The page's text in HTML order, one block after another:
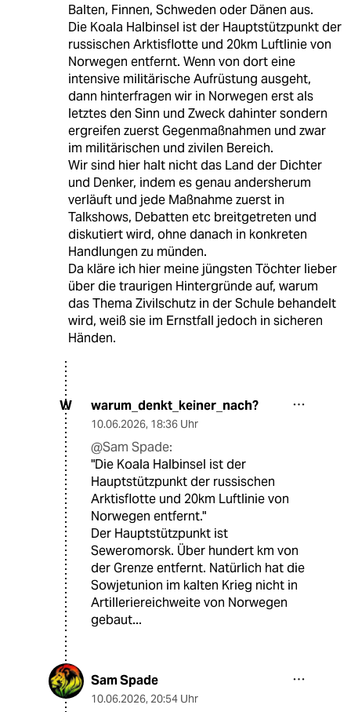
Balten, Finnen, Schweden oder Dänen aus.
Die Koala Halbinsel ist der Hauptstützpunkt der
russischen Arktisflotte und 20km Luftlinie von
Norwegen entfernt. Wenn von dort eine
intensive militärische Aufrüstung ausgeht,
dann hinterfragen wir in Norwegen erst als
letztes den Sinn und Zweck dahinter sondern
ergreifen zuerst Gegenmaßnahmen und zwar
im militärischen und zivilen Bereich.
Wir sind hier halt nicht das Land der Dichter
und Denker, indem es genau andersherum
verläuft und jede Maßnahme zuerst in
Talkshows, Debatten etc breitgetreten und
diskutiert wird, ohne danach in konkreten
Handlungen zu münden.
Da kläre ich hier meine jüngsten Töchter lieber
über die traurigen Hintergründe auf, warum
das Thema Zivilschutz in der Schule behandelt
wird, weiß sie im Ernstfall jedoch in sicheren
Händen.
W warum_denkt_keiner_nach?
10.06.2026, 18:36 Uhr
@Sam Spade:
"Die Koala Halbinsel ist der
Hauptstützpunkt der russischen
Arktisflotte und 20km Luftlinie von
Norwegen entfernt."
Der Hauptstützpunkt ist
Seweromorsk. Über hundert km von
der Grenze entfernt. Natürlich hat die
Sowjetunion im kalten Krieg nicht in
Artilleriereichweite von Norwegen
gebaut...
Sam Spade
10.06.2026, 20:54 Uhr